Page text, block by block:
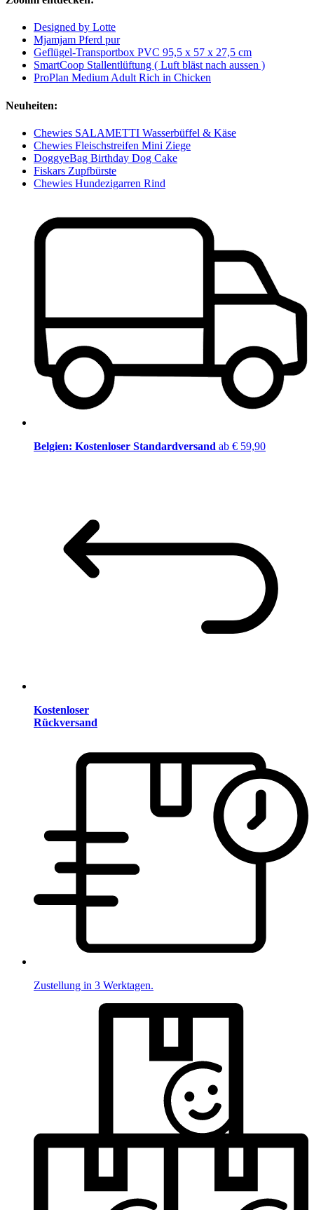
Designed by Lotte
Mjamjam Pferd pur
Geflügel-Transportbox PVC 95,5 x 57 x 27,5 cm
SmartCoop Stallentlüftung ( Luft bläst nach aussen )
ProPlan Medium Adult Rich in Chicken
Neuheiten:
Chewies SALAMETTI Wasserbüffel & Käse
Chewies Fleischstreifen Mini Ziege
DoggyeBag Birthday Dog Cake
Fiskars Zupfbürste
Chewies Hundezigarren Rind
Belgien: Kostenloser Standardversand ab € 59,90
Kostenloser
Rückversand
Zustellung in 3 Werktagen.